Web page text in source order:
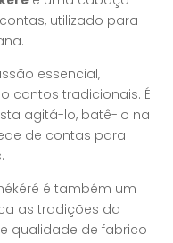
utilizado para
essencial,
cantos tradicionais. É
agitá-lo, batê-lo na
de contas para
é também um
as tradições da
qualidade de fabrico